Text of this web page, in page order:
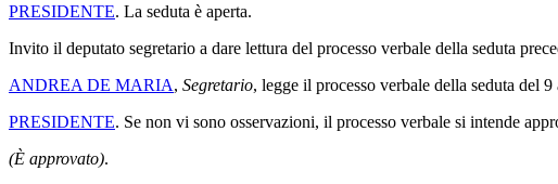
PRESIDENTE. La seduta è aperta.
Invito il deputato segretario a dare lettura del processo verbale della seduta
ANDREA DE MARIA, Segretario, legge il processo verbale della seduta del
PRESIDENTE. Se non vi sono osservazioni, il processo verbale si intende
(È approvato).